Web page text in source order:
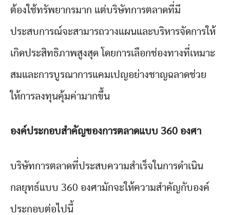
ต้องใช้ทรัพยากรมาก แต่บริษัทการตลาดที่มี
ประสบการณ์จะสามารถวางแผนและบริหารจัดการให้
เกิดประสิทธิภาพสูงสุด โดยการเลือกช่องทางที่เหมาะ
สมและการบูรณาการแคมเปญอย่างชาญฉลาดช่วย
ให้การลงทุนคุ้มค่ามากขึ้น
องค์ประกอบสำคัญของการตลาดแบบ 360 องศา
บริษัทการตลาดที่ประสบความสำเร็จในการดำเนิน
กลยุทธ์แบบ 360 องศามักจะให้ความสำคัญกับองค์
ประกอบต่อไปนี้